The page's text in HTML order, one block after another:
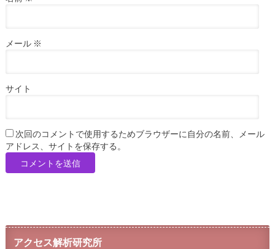
メール ※
サイト
次回のコメントで使用するためブラウザーに自分の名前、メール
アドレス、サイトを保存する。
アクセス解析研究所